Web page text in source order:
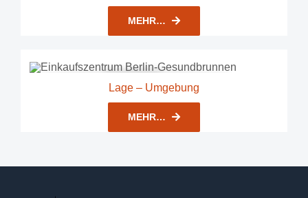
MEHR…
Lage – Umgebung
MEHR…